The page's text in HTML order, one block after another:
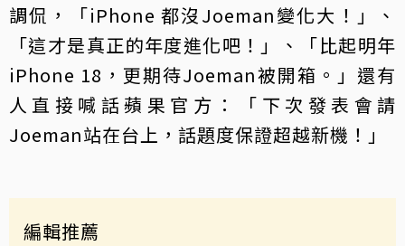
調侃，「iPhone 都沒Joeman變化大！」、
「這才是真正的年度進化吧！」、「比起明年
iPhone 18，更期待Joeman被開箱。」還有
人直接喊話蘋果官方：「下次發表會請
Joeman站在台上，話題度保證超越新機！」
編輯推薦